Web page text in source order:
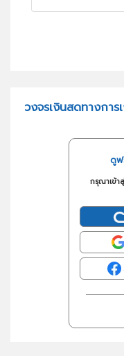
วงจรเงินสดทางกา
ดูฟ
กรุณาเข้า